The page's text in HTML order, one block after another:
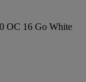
OC 16 Go White